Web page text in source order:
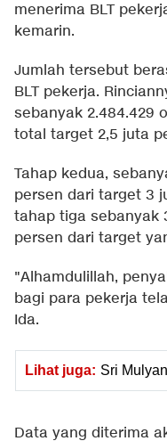
menerima BLT
kemarin.
Jumlah tersebut
BLT pekerja.
sebanyak 2.484.429
total target 2,5 juta
Tahap kedua,
persen dari target 3
tahap tiga sebanyak
persen dari target
"Alhamdulillah,
bagi para pekerja
Ida.
Lihat juga: Sri
Data yang diterima